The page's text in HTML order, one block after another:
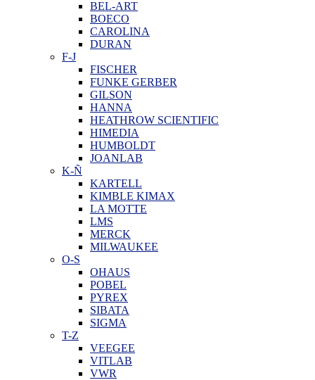
BEL-ART
BOECO
CAROLINA
DURAN
F-J
FISCHER
FUNKE GERBER
GILSON
HANNA
HEATHROW SCIENTIFIC
HIMEDIA
HUMBOLDT
JOANLAB
K-Ñ
KARTELL
KIMBLE KIMAX
LA MOTTE
LMS
MERCK
MILWAUKEE
O-S
OHAUS
POBEL
PYREX
SIBATA
SIGMA
T-Z
VEEGEE
VITLAB
VWR